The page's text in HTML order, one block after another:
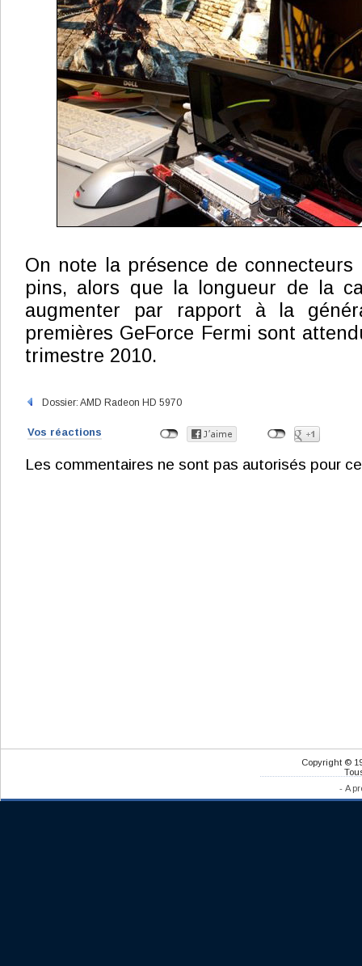
On note la présence de connecteurs
pins, alors que la longueur de la
augmenter par rapport à la
premières GeForce Fermi sont
trimestre 2010.
Dossier: AMD Radeon HD 5970
Vos réactions
Les commentaires ne sont pas autorisés pour
Copyright ©
- A